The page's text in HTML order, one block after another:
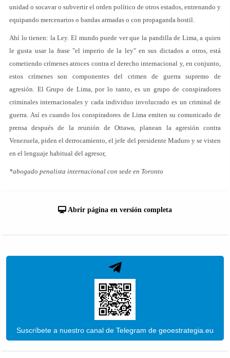
unidad o socavar o subvertir el orden político de otros estados, entrenando y
equipando mercenarios o bandas armadas o con propaganda hostil.
Ahí lo tienen: la Ley. El mundo puede ver que la pandilla de Lima, a quien
le gusta usar la frase "el imperio de la ley" en sus dictados a otros, está
cometiendo crímenes atroces contra el derecho internacional y, en conjunto,
estos crímenes son componentes del crimen de guerra supremo de
agresión. El Grupo de Lima, por lo tanto, es un grupo de conspiradores
criminales internacionales y cada individuo involucrado es un criminal de
guerra. Así es cuando los conspiradores de Lima emiten su comunicado de
prensa después de la reunión de Ottawa, planean la agresión contra
Venezuela, piden el derrocamiento, el jefe del presidente Maduro y se visten
en el lenguaje habitual del agresor,
*abogado penalista internacional con sede en Toronto
Abrir página en versión completa
Suscríbete a nuestro canal de Telegram de geoestrategia.eu